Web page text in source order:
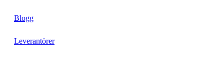
Blogg
Leverantörer